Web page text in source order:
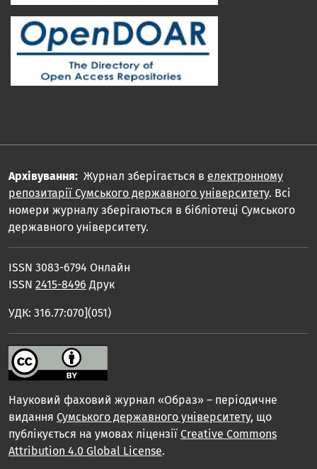
Архівування: Журнал зберігається в електронному
репозитарії Сумського державного університету. Всі
номери журналу зберігаються в бібліотеці Сумського
державного університету.
ISSN 3083-6794 Онлайн
ISSN 2415-8496 Друк
УДК: 316.77:070](051)
Науковий фаховий журнал «Образ» – періодичне
видання Сумського державного університету, що
публікується на умовах ліцензії Creative Commons
Attribution 4.0 Global License.